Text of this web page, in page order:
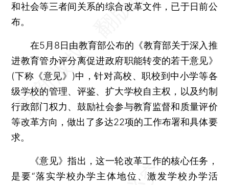
和社会等三者间关系的综合改革文件，已于日前公
布。
在5月8日由教育部公布的《教育部关于深入推
进教育管办评分离促进政府职能转变的若干意见》
(下称《意见》)中，针对高校、职校到中小学等各
级学校的管理、评鉴、扩大学校自主权，以及约制
行政部门权力、鼓励社会参与教育监督和质量评价
等改革方向，做出了多达22项的工作布署和具体要
求。
《意见》指出，这一轮改革工作的核心任务，
是要“落实学校办学主体地位、激发学校办学活